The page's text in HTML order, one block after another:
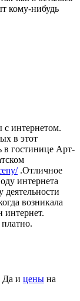
кому-нибудь
с интернетом.
в этот
в гостинице Арт-
.Отличное
интернета
возникала
интернет.
платно.
Да и цены на